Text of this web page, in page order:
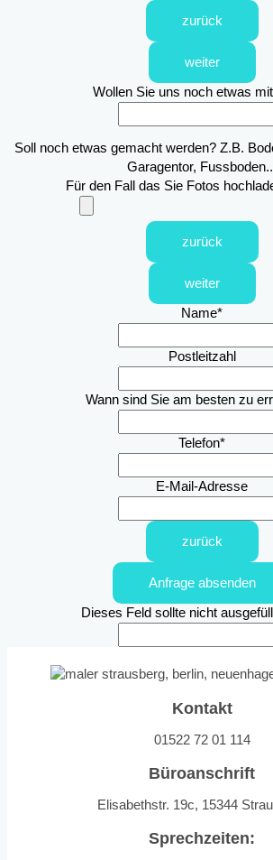
zurück
weiter
Wollen Sie uns noch etwas
Soll noch etwas gemacht werden? Z.B.
Garagentor,
Für den Fall das Sie Fotos
zurück
weiter
Name*
Postleitzahl
Wann sind Sie am besten zu
Telefon*
E-Mail-Adresse
zurück
Anfrage absenden
Dieses Feld sollte nicht
Kontakt
01522 72 01 114
Büroanschrift
Elisabethstr. 19c, 15344
Sprechzeiten: